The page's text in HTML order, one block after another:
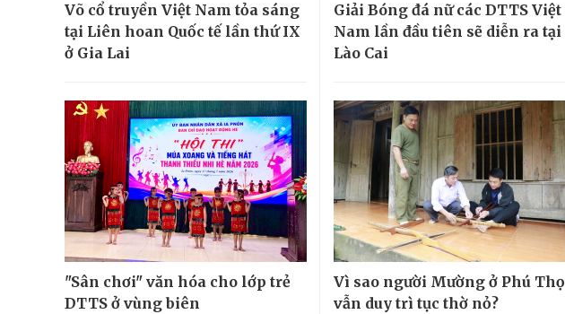
Võ cổ truyền Việt Nam tỏa sáng
tại Liên hoan Quốc tế lần thứ IX
ở Gia Lai
Giải Bóng đá nữ các DTTS Việt
Nam lần đầu tiên sẽ diễn ra tại
Lào Cai
"Sân chơi" văn hóa cho lớp trẻ
DTTS ở vùng biên
Vì sao người Mường ở Phú Thọ
vẫn duy trì tục thờ nỏ?